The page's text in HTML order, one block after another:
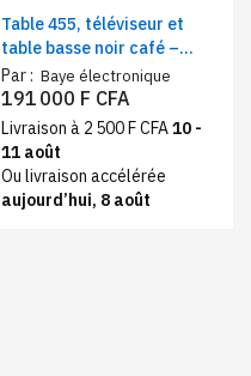
Table 455, téléviseur et
table basse noir café –
Ensemble salon moderne,
meuble TV avec table basse
assortie
Par : Baye électronique
191 000 F CFA
Livraison à 2 500 F CFA10 -
11 août
Ou livraison accélérée
aujourd’hui, 8 août